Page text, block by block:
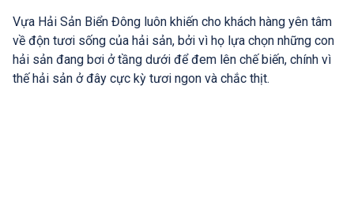
Vựa Hải Sản Biển Đông luôn khiến cho khách hàng yên tâm
về độn tươi sống của hải sản, bởi vì họ lựa chọn những con
hải sản đang bơi ở tầng dưới để đem lên chế biến, chính vì
thế hải sản ở đây cực kỳ tươi ngon và chắc thịt.